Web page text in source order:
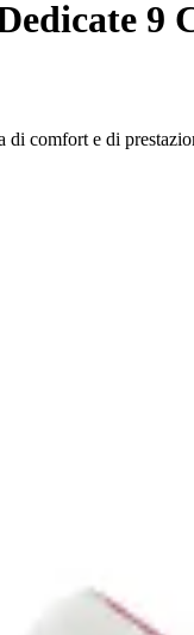
9
di comfort e di